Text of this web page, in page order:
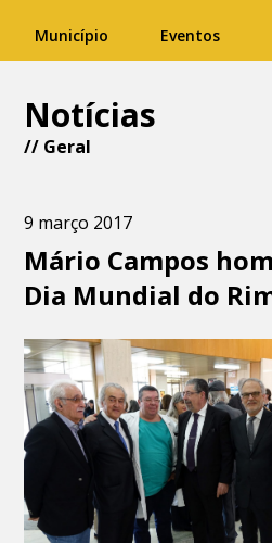
Município Eventos
Notícias
// Geral
9 março 2017
Mário Campos
Dia Mundial do